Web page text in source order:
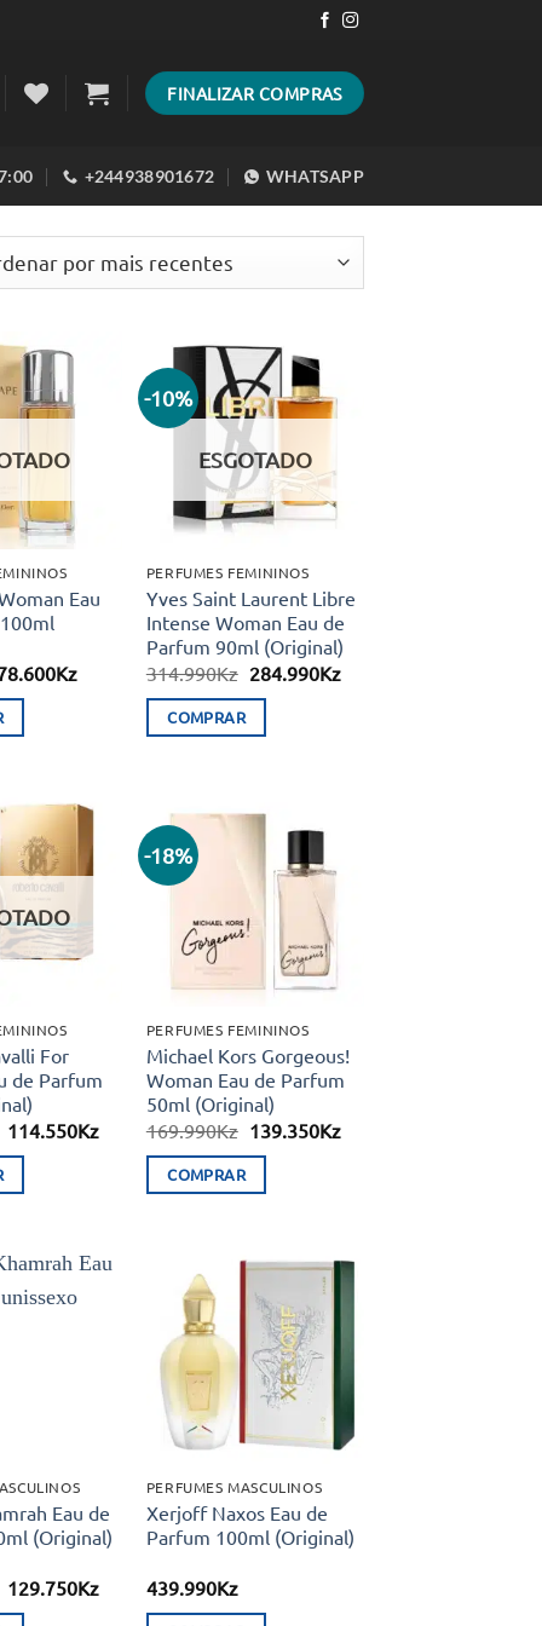
FINALIZAR COMPRAS
+244938901672 WHATSAPP
Adicionar
aos meus
Eau
KzO
-10%
Adicionar
aos meus
ESGOTADO
PERFUMES FEMININOS
Yves Saint Laurent Libre
Intense Woman Eau de
Parfum 90ml (Original)
314.990Kz O
era:
284.990KzO
COMPRAR
Adicionar
aos meus
For
de Parfum
O
era:
114.550KzO
-18%
Adicionar
aos meus
desejos
PERFUMES FEMININOS
Michael Kors Gorgeous!
Woman Eau de Parfum
50ml (Original)
169.990Kz O
era:
139.350KzO
COMPRAR
Eau de
(Original)
O
129.750KzO
Adicionar
aos meus
desejos
PERFUMES MASCULINOS
Xerjoff Naxos Eau de
Parfum 100ml (Original)
439.990Kz